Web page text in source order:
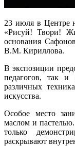
23 июля в Центре
«Рисуй! Твори!
основания
В.М. Кириллова.
В экспозиции
педагогов, так и
различных
искусства.
Особое место
маслом и
только
раскрывают